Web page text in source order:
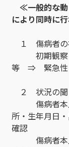
≪一般的な
により同時に行
１ 傷病者の
初期観察
等 ⇒ 緊急性・
２ 状況の聞
傷病者本人
所・生年月日
確認
傷病者本人